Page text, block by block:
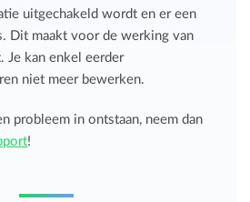
uitgechakeld wordt en er een
Dit maakt voor de werking van
Je kan enkel eerder
niet meer bewerken.
probleem in ontstaan, neem dan
!